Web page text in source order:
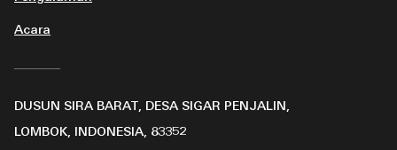
Acara
DUSUN SIRA BARAT, DESA SIGAR PENJALIN,
LOMBOK, INDONESIA, 83352